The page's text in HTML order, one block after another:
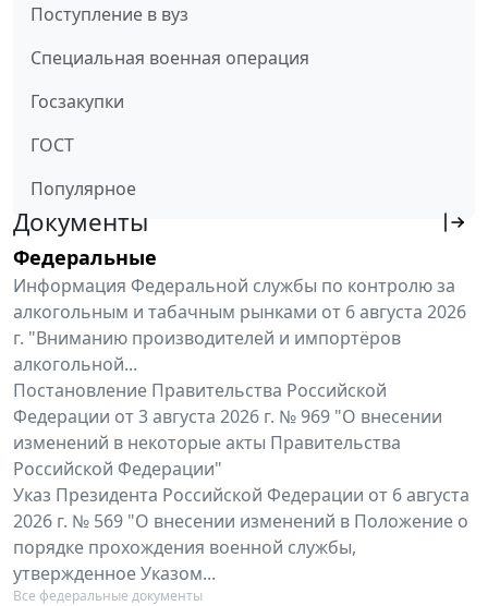
Поступление в вуз
Специальная военная операция
Госзакупки
ГОСТ
Популярное
Документы
Федеральные
Информация Федеральной службы по контролю за
алкогольным и табачным рынками от 6 августа 2026
г. "Вниманию производителей и импортёров
алкогольной...
Постановление Правительства Российской
Федерации от 3 августа 2026 г. № 969 "О внесении
изменений в некоторые акты Правительства
Российской Федерации"
Указ Президента Российской Федерации от 6 августа
2026 г. № 569 "О внесении изменений в Положение о
порядке прохождения военной службы,
утвержденное Указом...
Все федеральные документы